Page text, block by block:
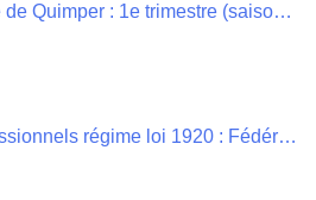
Office d'action culturelle de Quimper : 1e trimestre (saison 1984-1985) , 17FI/10
Travail, Syndicats professionnels régime loi 1920 : Fédération finistérienne de groupement de défense permanente contre les ennemis de la culture (1944-1991) , 7F/QUI/140